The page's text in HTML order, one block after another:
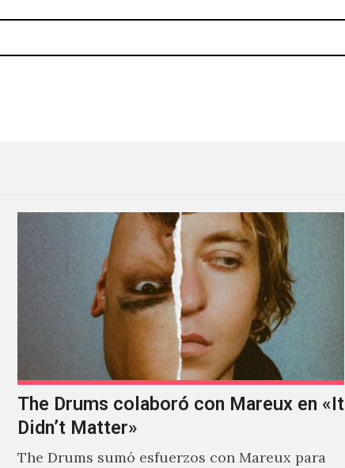
The Drums colaboró con Mareux en «It
Didn’t Matter»
The Drums sumó esfuerzos con Mareux para